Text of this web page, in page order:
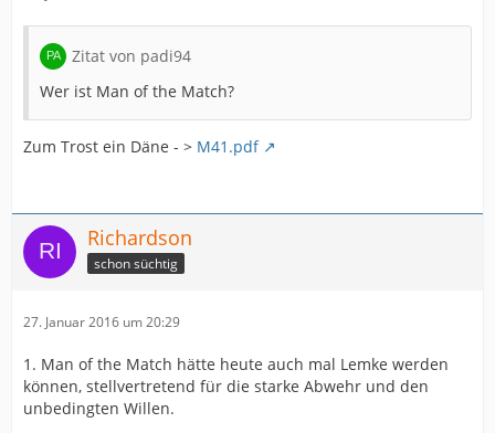
Zitat von padi94
Wer ist Man of the Match?
Zum Trost ein Däne - > M41.pdf
Richardson
schon süchtig
27. Januar 2016 um 20:29
1. Man of the Match hätte heute auch mal Lemke werden
können, stellvertretend für die starke Abwehr und den
unbedingten Willen.